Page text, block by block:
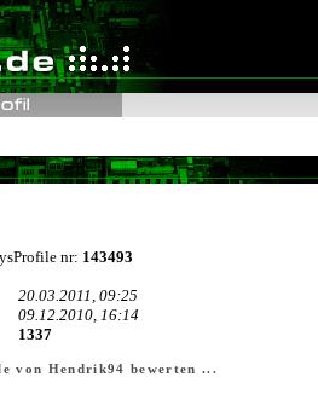
nr: 143493
20.03.2011, 09:25
09.12.2010, 16:14
1337
von Hendrik94 bewerten ...